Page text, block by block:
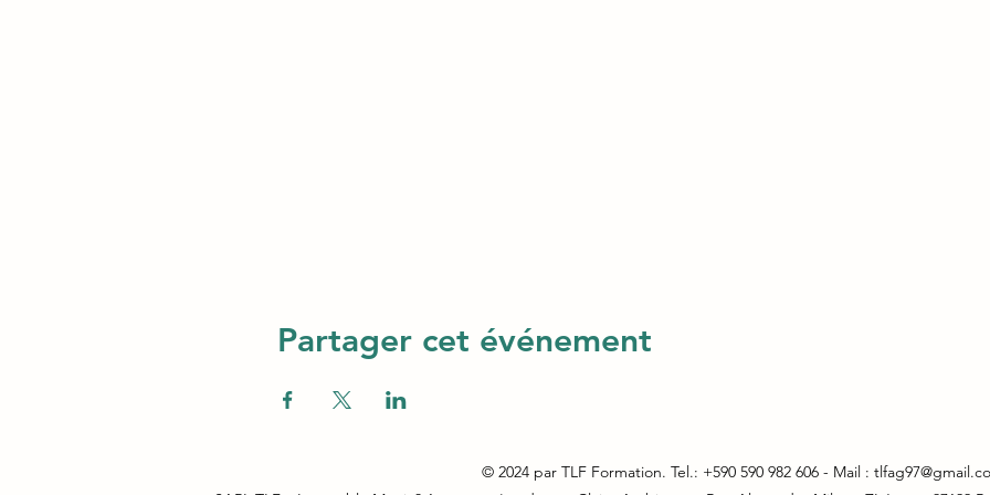
Partager cet événement
© 2024 par TLF Formation. Tel.: +590 590 982 606 - Mail :